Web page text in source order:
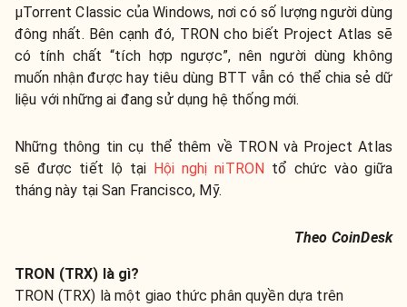
µTorrent Classic của Windows, nơi có số lượng người dùng
đông nhất. Bên cạnh đó, TRON cho biết Project Atlas sẽ
có tính chất “tích hợp ngược”, nên người dùng không
muốn nhận được hay tiêu dùng BTT vẫn có thể chia sẻ dữ
liệu với những ai đang sử dụng hệ thống mới.
Những thông tin cụ thể thêm về TRON và Project Atlas
sẽ được tiết lộ tại Hội nghị niTRON tổ chức vào giữa
tháng này tại San Francisco, Mỹ.
Theo CoinDesk
TRON (TRX) là gì?
TRON (TRX) là một giao thức phân quyền dựa trên